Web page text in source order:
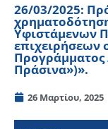
26/03/2025:
Υφιστάμενων
επιχειρήσεων
Προγράμματος
Πράσινα»)».
26 Μαρτίου, 2025